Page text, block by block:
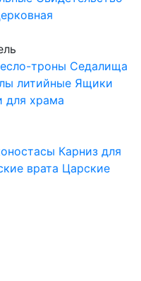
троны Седалища
литийные Ящики
для храма
Карниз для
врата Царские